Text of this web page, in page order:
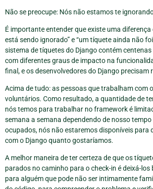
Não se preocupe: Nós não estamos te
É importante entender que existe uma diferença
está sendo ignorado” e “um tíquete ainda não
sistema de tíquetes do Django contém
com diferentes graus de impacto na
final, e os desenvolvedores do Django precisam
Acima de tudo: as pessoas que trabalham com
voluntários. Como resultado, a quantidade de
nós temos para trabalhar no framework é
semana a semana dependendo de nosso
ocupados, nós não estaremos disponíveis para
com o Django quanto gostaríamos.
A melhor maneira de ter certeza de que os
parados no caminho para o check-in é deixá-los
para alguém que pode não ser intimamente